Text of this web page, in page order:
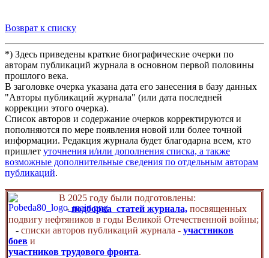
Возврат к списку
*) Здесь приведены краткие биографические очерки по
авторам публикаций журнала в основном первой половины
прошлого века.
В заголовке очерка указана дата его занесения в базу данных
"Авторы публикаций журнала" (или дата последней
коррекции этого очерка).
Список авторов и содержание очерков корректируются и
пополняются по мере появления новой или более точной
информации. Редакция журнала будет благодарна всем, кто
пришлет уточнения и/или дополнения списка, а также
возможные дополнительные сведения по отдельным авторам
публикаций.
В 2025 году были подготовлены:
- подборка статей журнала, посвященных
подвигу нефтяников в годы Великой Отечественной войны;
- списки авторов публикаций журнала - участников
боев и
участников трудового фронта.